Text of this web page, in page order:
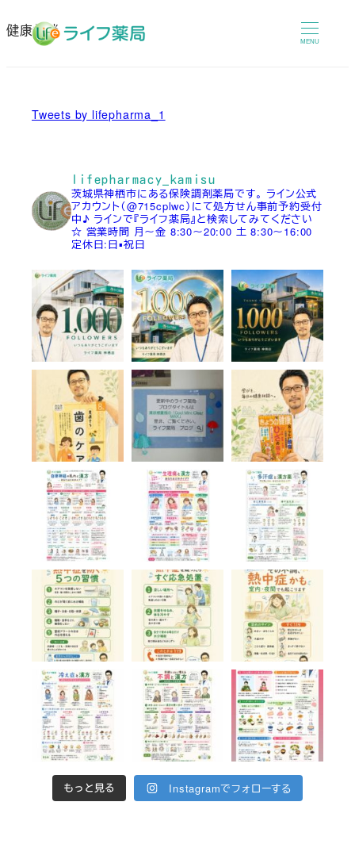
イ
MENU
健康相談
Tweets by lifepharma_1
lifepharmacy_kamisu
茨城県神栖市にある保険調剤薬局です。 ライン公式
アカウント（@715cplwc）にて処方せん事前予約受付
中♪ ラインで『ライフ薬局』と検索してみてください
☆ 営業時間 月～金 8:30～20:00 土 8:30～16:00
定休日:日▪祝日
もっと見る Instagramでフォローする